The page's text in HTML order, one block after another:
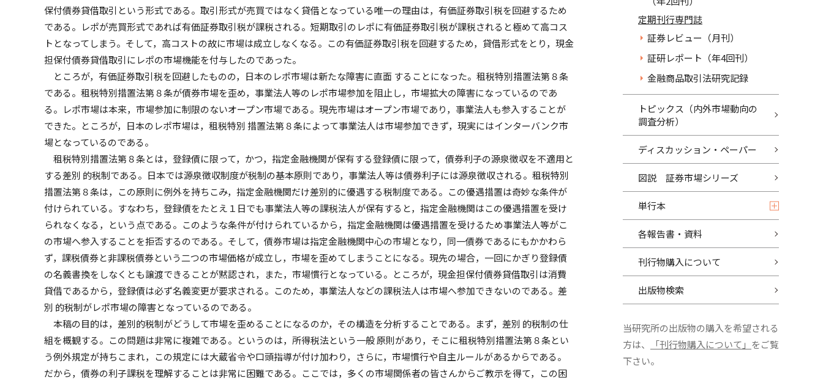
保付債券貸借取引という形式である。取引形式が売買ではなく貸借となっている唯一の理由は，有価証券取引税を回避するため
である。レポが売買形式であれば有価証券取引税が課税される。短期取引のレポに有価証券取引税が課税されると極めて高コス
トとなってしまう。そして，高コストの故に市場は成立しなくなる。この有価証券取引税を回避するため，貸借形式をとり，現金
担保付債券貸借取引にレポの市場機能を付与したのであった。
ところが，有価証券取引税を回避したものの，日本のレポ市場は新たな障害に直面 することになった。租税特別措置法第８条
である。租税特別措置法第８条が債券市場を歪め，事業法人等のレポ市場参加を阻止し，市場拡大の障害になっているのであ
る。レポ市場は本来，市場参加に制限のないオープン市場である。現先市場はオープン市場であり，事業法人も参入することが
できた。ところが，日本のレポ市場は，租税特別 措置法第８条によって事業法人は市場参加できず，現実にはインターバンク市
場となっているのである。
租税特別措置法第８条とは，登録債に限って，かつ，指定金融機関が保有する登録債に限って，債券利子の源泉徴収を不適用と
する差別 的税制である。日本では源泉徴収制度が税制の基本原則であり，事業法人等は債券利子には源泉徴収される。租税特別
措置法第８条は，この原則に例外を持ちこみ，指定金融機関だけ差別的に優遇する税制度である。この優遇措置は奇妙な条件が
付けられている。すなわち，登録債をたとえ１日でも事業法人等の課税法人が保有すると，指定金融機関はこの優遇措置を受け
られなくなる，という点である。このような条件が付けられているから，指定金融機関は優遇措置を受けるため事業法人等がこ
の市場へ参入することを拒否するのである。そして，債券市場は指定金融機関中心の市場となり，同一債券であるにもかかわら
ず，課税債券と非課税債券という二つの市場価格が成立し，市場を歪めてしまうことになる。現先の場合，一回にかぎり登録債
の名義書換をしなくとも譲渡できることが黙認され，また，市場慣行となっている。ところが，現金担保付債券貸借取引は消費
貸借であるから，登録債は必ず名義変更が要求される。このため，事業法人などの課税法人は市場へ参加できないのである。差
別 的税制がレポ市場の障害となっているのである。
本稿の目的は，差別的税制がどうして市場を歪めることになるのか，その構造を分析することである。まず，差別 的税制の仕
組を概観する。この問題は非常に複雑である。というのは，所得税法という一般 原則があり，そこに租税特別措置法第８条とい
う例外規定が持ちこまれ，この規定には大蔵省令や口頭指導が付け加わり，さらに，市場慣行や自主ルールがあるからである。
だから，債券の利子課税を理解することは非常に困難である。ここでは，多くの市場関係者の皆さんからご教示を得て，この困
定期刊行専門誌
証券レビュー（月刊）
証研レポート（年4回刊）
金融商品取引法研究記録
トピックス（内外市場動向の
調査分析）
ディスカッション・ペーパー
図説 証券市場シリーズ
単行本
各報告書・資料
刊行物購入について
出版物検索
当研究所の出版物の購入を希望される
方は、
「刊行物購入について」 をご覧
下さい。